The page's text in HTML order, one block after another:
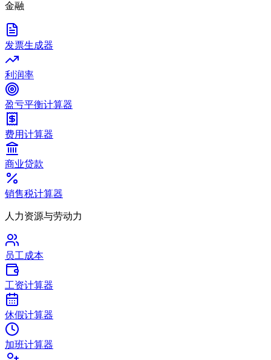
金融
发票生成器
利润率
盈亏平衡计算器
费用计算器
商业贷款
销售税计算器
人力资源与劳动力
员工成本
工资计算器
休假计算器
加班计算器